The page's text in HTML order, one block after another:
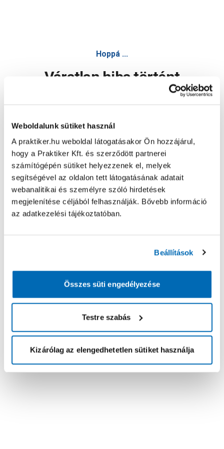
Weboldalunk sütiket használ
A praktiker.hu weboldal látogatásakor Ön hozzájárul,
hogy a Praktiker Kft. és szerződött partnerei
számítógépén sütiket helyezzenek el, melyek
segítségével az oldalon tett látogatásának adatait
webanalitikai és személyre szóló hirdetések
megjelenítése céljából felhasználják. Bővebb információ
az adatkezelési tájékoztatóban.
Beállítások
Összes süti engedélyezése
Testre szabás
Kizárólag az elengedhetetlen sütiket használja
Hoppá ...
Váratlan hiba történt
Oldal újratöltése